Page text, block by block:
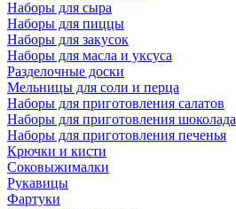
Наборы для сыра
Наборы для пиццы
Наборы для закусок
Наборы для масла и уксуса
Разделочные доски
Мельницы для соли и перца
Наборы для приготовления салатов
Наборы для приготовления шоколада
Наборы для приготовления печенья
Крючки и кисти
Соковыжималки
Рукавицы
Фартуки